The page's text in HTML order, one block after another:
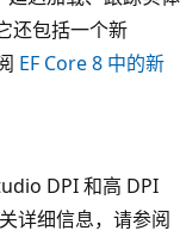
还包括一个新
EF Core 8 中的新
DPI 和高 DPI
详细信息，请参阅